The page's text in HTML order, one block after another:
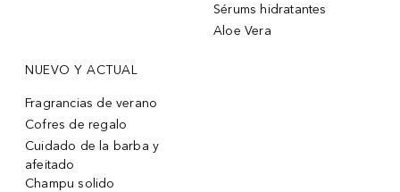
Sérums hidratantes
Aloe Vera
NUEVO Y ACTUAL
Fragrancias de verano
Cofres de regalo
Cuidado de la barba y
afeitado
Champu solido